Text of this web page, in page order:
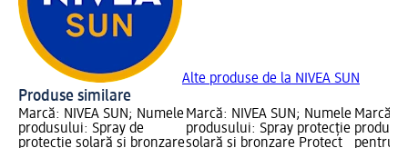
Alte produse de la NIVEA SUN
Produse similare
Marcă: NIVEA SUN; Numele
produsului: Spray de
protecție solară și bronzare
Marcă: NIVEA SUN; Numele
produsului: Spray protecție
solară și bronzare Protect
Marcă:
pentru